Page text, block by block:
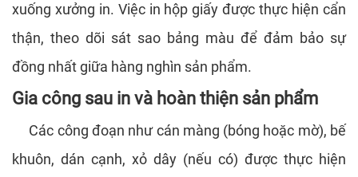
xuống xưởng in. Việc in hộp giấy được thực hiện cẩn
thận, theo dõi sát sao bảng màu để đảm bảo sự
đồng nhất giữa hàng nghìn sản phẩm.
Gia công sau in và hoàn thiện sản phẩm
Các công đoạn như cán màng (bóng hoặc mờ), bế
khuôn, dán cạnh, xỏ dây (nếu có) được thực hiện